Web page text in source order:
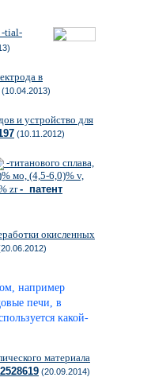
-tial-
в
(10.04.2013)
и устройство для
(10.11.2012)
-титанового сплава,
мo, (4,5-6,0)% v,
zr- патент
окисленных
например
печи, в
какой-
материала
(20.09.2014)